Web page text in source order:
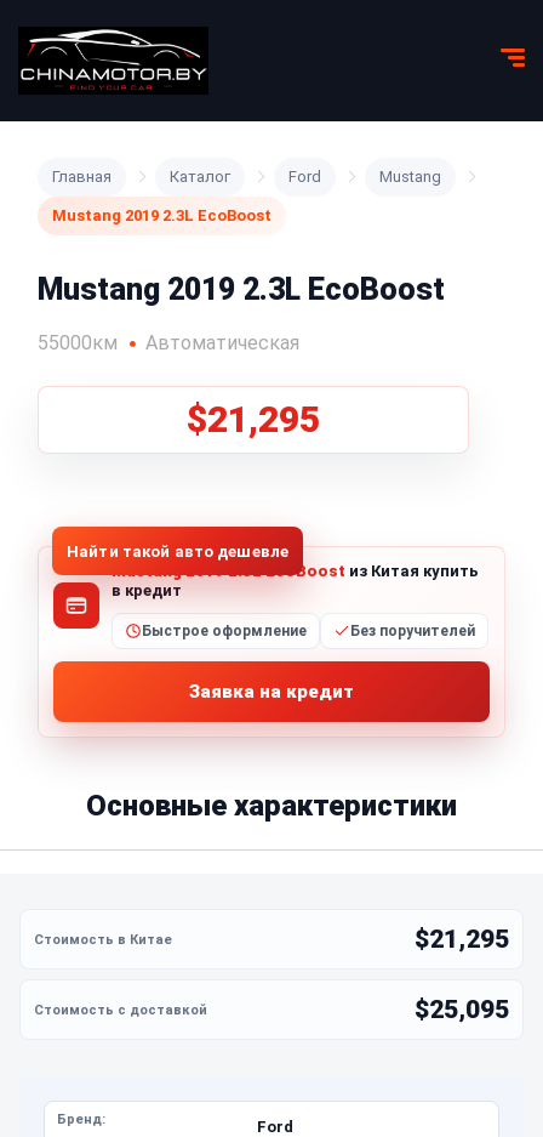
Главная Каталог Ford Mustang
Mustang 2019 2.3L EcoBoost
Mustang 2019 2.3L EcoBoost
55000км Автоматическая
$21,295
Найти такой авто дешевле
Mustang 2019 2.3L EcoBoost из Китая купить
в кредит
Быстрое оформление Без поручителей
Заявка на кредит
Основные характеристики
$21,295
$25,095
Бренд: Ford